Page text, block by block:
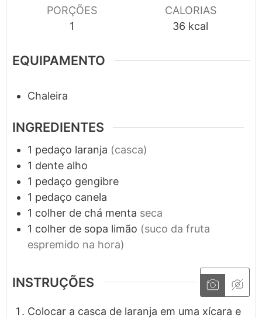
PORÇÕES
1
CALORIAS
36 kcal
EQUIPAMENTO
Chaleira
INGREDIENTES
1 pedaço laranja (casca)
1 dente alho
1 pedaço gengibre
1 pedaço canela
1 colher de chá menta seca
1 colher de sopa limão (suco da fruta
espremido na hora)
INSTRUÇÕES
Colocar a casca de laranja em uma xícara e